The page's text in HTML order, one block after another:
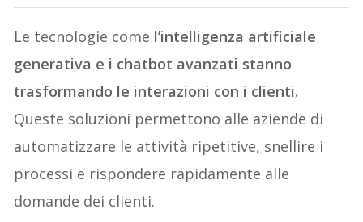
Le tecnologie come l’intelligenza artificiale
generativa e i chatbot avanzati stanno
trasformando le interazioni con i clienti.
Queste soluzioni permettono alle aziende di
automatizzare le attività ripetitive, snellire i
processi e rispondere rapidamente alle
domande dei clienti.